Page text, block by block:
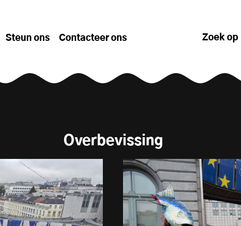
Steun ons Contacteer ons Zoek op
Overbevissing